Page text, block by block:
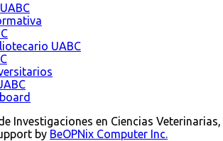
UABC
Investigaciones en Ciencias Veterinarias,
by BeOPNix Computer Inc.